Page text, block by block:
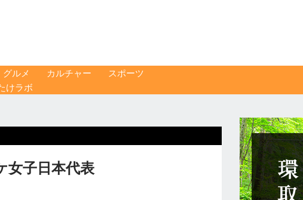
グルメ カルチャー
スポーツ
けラボ
女子日本代表